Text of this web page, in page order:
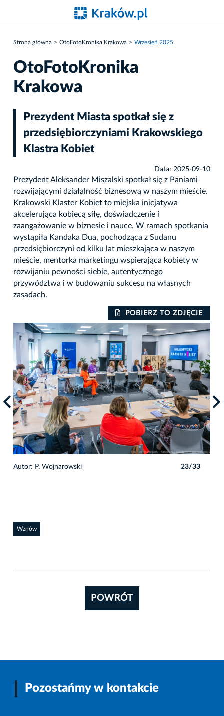
Strona główna OtoFotoKronika Krakowa Wrzesień 2025
OtoFotoKronika
Krakowa
Prezydent Miasta spotkał się z
przedsiębiorczyniami Krakowskiego
Klastra Kobiet
Data: 2025-09-10
Prezydent Aleksander Miszalski spotkał się z Paniami
rozwijającymi działalność biznesową w naszym mieście.
Krakowski Klaster Kobiet to miejska inicjatywa
akcelerująca kobiecą siłę, doświadczenie i
zaangażowanie w biznesie i nauce. W ramach spotkania
wystąpiła Kandaka Dua, pochodząca z Sudanu
przedsiębiorczyni od kilku lat mieszkająca w naszym
mieście, mentorka marketingu wspierająca kobiety w
rozwijaniu pewności siebie, autentycznego
przywództwa i w budowaniu sukcesu na własnych
zasadach.
POBIERZ TO ZDJĘCIE
Autor: P. Wojnarowski 23/33
Wznów
POWRÓT
Pozostańmy w kontakcie